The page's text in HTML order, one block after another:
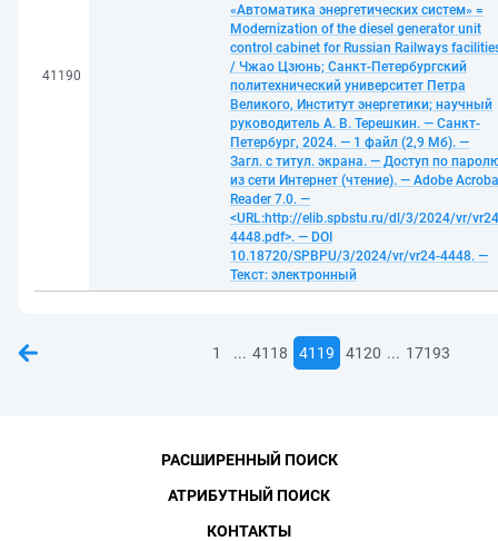
41190
«Автоматика энергетических систем» =
Modernization of the diesel generator unit
control cabinet for Russian Railways
/ Чжао Цзюнь; Санкт-Петербургский
политехнический университет Петра
Великого, Институт энергетики; научный
руководитель А. В. Терешкин. — Санкт-
Петербург, 2024. — 1 файл (2,9 Мб). —
Загл. с титул. экрана. — Доступ по
из сети Интернет (чтение). — Adobe
Reader 7.0. —
<URL:http://elib.spbstu.ru/dl/3/2024/vr/
4448.pdf>. — DOI
10.18720/SPBPU/3/2024/vr/vr24-4448. —
Текст: электронный
1 ... 4118 4119 4120 ... 17193
РАСШИРЕННЫЙ ПОИСК
АТРИБУТНЫЙ ПОИСК
КОНТАКТЫ